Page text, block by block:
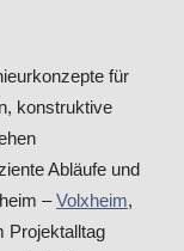
für
konstruktive
Abläufe und
–Volxheim,
Projektalltag